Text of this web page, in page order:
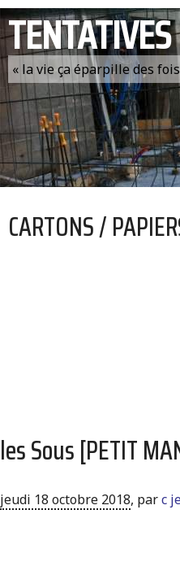
TENTATIVES
« la vie ça éparpille des
CARTONS /
les Sous [PETIT
jeudi 18 octobre 2018, parc